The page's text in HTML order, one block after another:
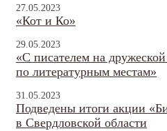
27.05.2023
«Кот и Ко»
29.05.2023
«С писателем на
по литературным местам»
31.05.2023
Подведены итоги акции
в Свердловской области